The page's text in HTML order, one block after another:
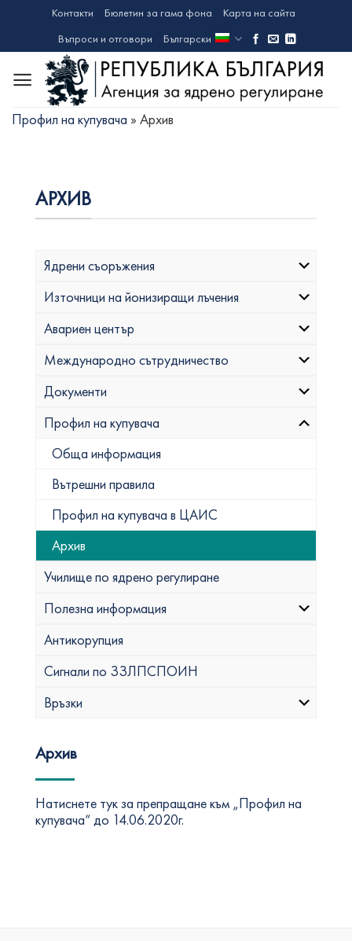
content
Контакти Бюлетин за гама фона
Карта на сайта
Въпроси и отговори
Български
Профил на купувача » Архив
АРХИВ
Ядрени съоръжения
Източници на йонизиращи лъчения
Авариен център
Международно сътрудничество
Документи
Профил на купувача
Обща информация
Вътрешни правила
Профил на купувача в ЦАИС
Архив
Училище по ядрено регулиране
Полезна информация
Антикорупция
Сигнали по ЗЗЛПСПОИН
Връзки
Архив
Натиснете тук за препращане към „Профил на
купувача“ до 14.06.2020г.